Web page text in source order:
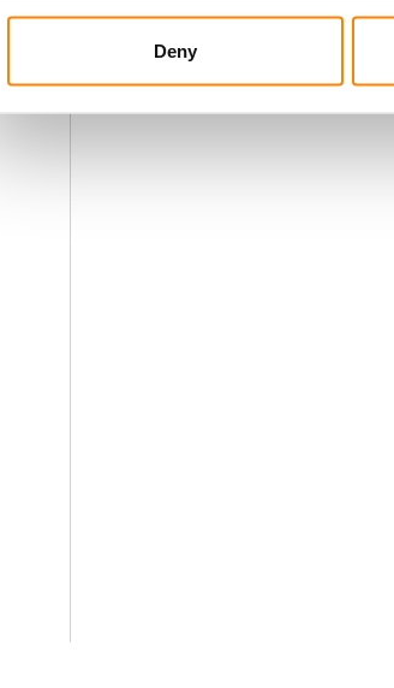
information about your use of our site with
other information that you’ve provided to
Deny